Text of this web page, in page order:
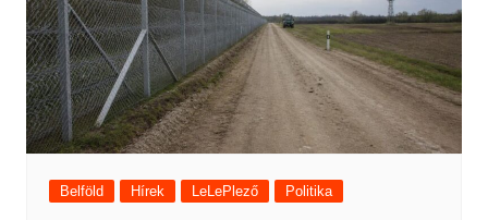
Belföld Hírek LeLePlező Politika